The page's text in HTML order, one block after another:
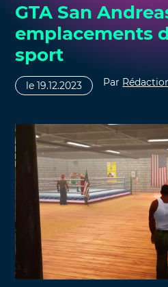
GTA San
emplacements
sport
le 19.12.2023 Par